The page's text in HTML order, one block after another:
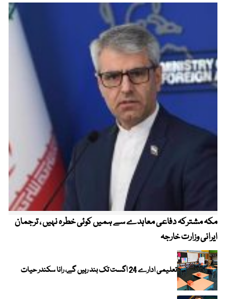
مکہ مشترکہ دفاعی معاہدے سے ہمیں کوئی خطرہ نہیں ، ترجمان
ایرانی وزارت خارجہ
تعلیمی ادارے 24 اگست تک بند رہیں گے، رانا سکندر حیات